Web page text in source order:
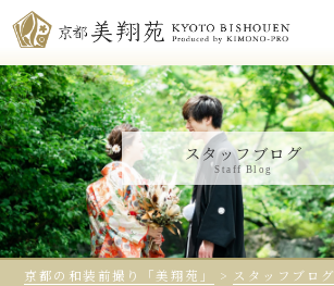
スタッフブログ
Staff Blog
京都の和装前撮り「美翔苑」 > スタッフブログ